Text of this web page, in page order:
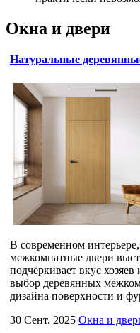
Окна и двери
Натуральные
В современном
межкомнатные двери
подчёркивает вкус
выбор деревянных
дизайна поверхности и
30 Сент. 2025 Окна и